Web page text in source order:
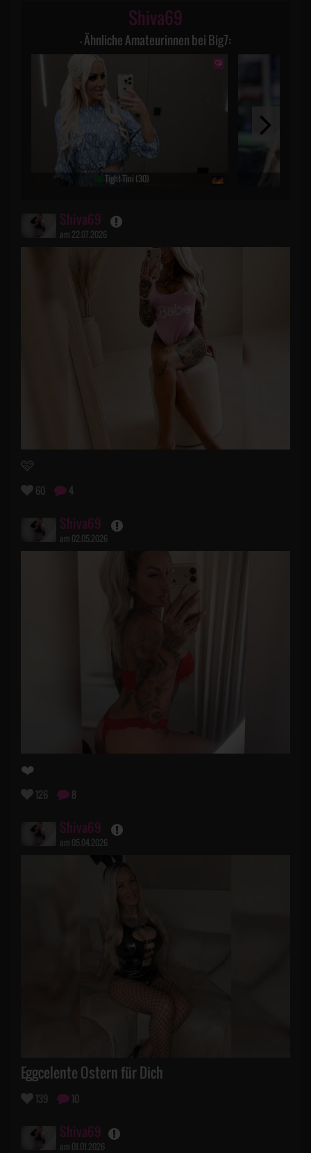
Shiva69
– Ähnliche Amateurinnen bei Big7:
Tight-Tini (30)
Shiva69
am 22.07.2026
🩷
60 4
Shiva69
am 02.05.2026
❤️
126 8
Shiva69
am 05.04.2026
Eggcelente Ostern für Dich
139 10
Shiva69
am 01.01.2026